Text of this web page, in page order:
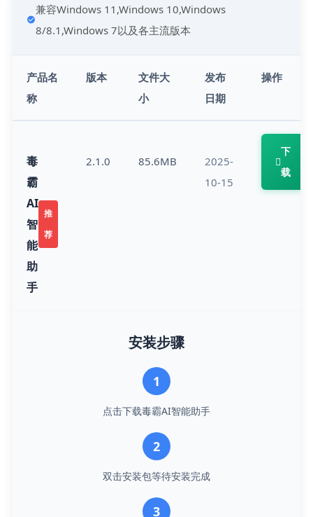
兼容Windows 11,Windows 10,Windows
8/8.1,Windows 7以及各主流版本
产品名
称
版本
文件大
小
发布
日期
操作
毒
霸
AI
智
能
助
手
推
荐
2.1.0 85.6MB
2025-
10-15
下
载
安装步骤
1
点击下载毒霸AI智能助手
2
双击安装包等待安装完成
3